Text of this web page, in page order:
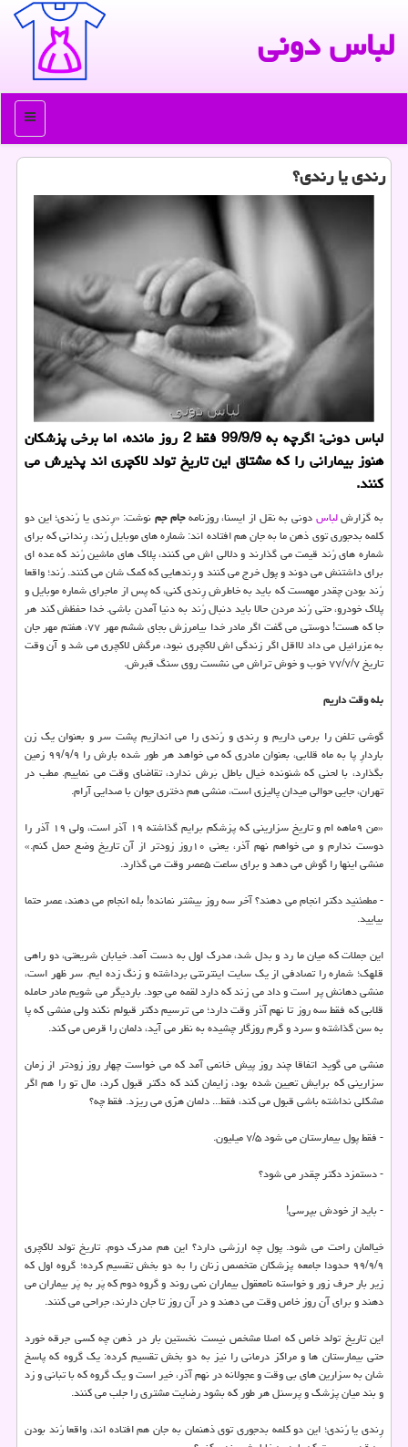
لباس دونی
منو
رندی یا رندی؟
لباس دونی: اگرچه به 99/9/9 فقط 2 روز مانده، اما برخی پزشكان
هنوز بیمارانی را كه مشتاق این تاریخ تولد لاكچری اند پذیرش می
كنند.
به گزارشلباسدونی به نقل از ایسنا، روزنامهجام جمنوشت: «رِندی یا رُندی؛ این دو
کلمه بدجوری توی ذهن ما به جان هم افتاده اند: شماره های موبایل رُند، رِندانی که برای
شماره های رُند قیمت می گذارند و دلالی اش می کنند، پلاک های ماشین رُند که عده ای
برای داشتنش می دوند و پول خرج می کنند و رِندهایی که کمک شان می کنند. رُند؛ واقعا
رُند بودن چقدر مهمست که باید به خاطرش رِندی کنی، که پس از ماجرای شماره موبایل و
پلاک خودرو، حتی رُند مردن حالا باید دنبال رُند به دنیا آمدن باشی. خدا حفظش کند هر
جا که هست! دوستی می گفت اگر مادر خدا بیامرزش بجای ششم مهر ۷۷، هفتم مهر جان
به عزرائیل می داد لااقل اگر زندگی اش لاکچری نبود، مرگش لاکچری می شد و آن وقت
تاریخ ۷۷/۷/۷ خوب و خوش تراش می نشست روی سنگ قبرش.
بله وقت داریم
گوشی تلفن را برمی داریم و رِندی و رُندی را می اندازیم پشت سر و بعنوان یک زن
باردارِ پا به ماه قلابی، بعنوان مادری که می خواهد هر طور شده بارش را ۹۹/۹/۹ زمین
بگذارد، با لحنی که شنونده خیال باطل بَرش ندارد، تقاضای وقت می نماییم. مطب در
تهران، جایی حوالی میدان پالیزی است، منشی هم دختری جوان با صدایی آرام.
«من ۹ماهه ام و تاریخ سزارینی که پزشکم برایم گذاشته ۱۹ آذر است، ولی ۱۹ آذر را
دوست ندارم و می خواهم نهم آذر، یعنی ۱۰روز زودتر از آن تاریخ وضع حمل کنم.»
منشی اینها را گوش می دهد و برای ساعت ۵عصر وقت می گذارد.
- مطمئنید دکتر انجام می دهند؟ آخر سه روز بیشتر نمانده! بله انجام می دهند، عصر حتما
بیایید.
این جملات که میان ما رد و بدل شد، مدرک اول به دست آمد. خیابان شریعتی، دو راهی
قلهک؛ شماره را تصادفی از یک سایت اینترنتی برداشته و زنگ زده ایم. سر ظهر است،
منشی دهانش پر است و داد می زند که دارد لقمه می جود. باردیگر می شویم مادر حامله
قلابی که فقط سه روز تا نهم آذر وقت دارد؛ می ترسیم دکتر قبولم نکند ولی منشی که پا
به سن گذاشته و سرد و گرم روزگار چشیده به نظر می آید، دلمان را قرص می کند.
منشی می گوید اتفاقا چند روز پیش خانمی آمد که می خواست چهار روز زودتر از زمان
سزارینی که برایش تعیین شده بود، زایمان کند که دکتر قبول کرد، مال تو را هم اگر
مشکلی نداشته باشی قبول می کند، فقط... دلمان هرّی می ریزد. فقط چه؟
- فقط پول بیمارستان می شود ۷/۵ میلیون.
- دستمزد دکتر چقدر می شود؟
- باید از خودش بپرسی!
خیالمان راحت می شود. پول چه ارزشی دارد؟ این هم مدرک دوم. تاریخ تولد لاکچری
۹۹/۹/۹ حدودا جامعه پزشکان متخصص زنان را به دو بخش تقسیم کرده؛ گروه اول که
زیر بار حرف زور و خواسته نامعقول بیماران نمی روند و گروه دوم که پَر به پَر بیماران می
دهند و برای آن روز خاص وقت می دهند و در آن روز تا جان دارند، جراحی می کنند.
این تاریخ تولد خاص که اصلا مشخص نیست نخستین بار در ذهن چه کسی جرقه خورد
حتی بیمارستان ها و مراکز درمانی را نیز به دو بخش تقسیم کرده: یک گروه که پاسخ
شان به سزارین های بی وقت و عجولانه در نهم آذر، خیر است و یک گروه که با تبانی و زد
و بند میان پزشک و پرسنل هر طور که بشود رضایت مشتری را جلب می کنند.
رِندی یا رُندی؛ این دو کلمه بدجوری توی ذهنمان به جان هم افتاده اند، واقعا رُند بودن